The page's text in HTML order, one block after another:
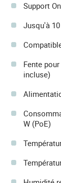
Support
Jusqu'à
Fente
incluse)
W (PoE)